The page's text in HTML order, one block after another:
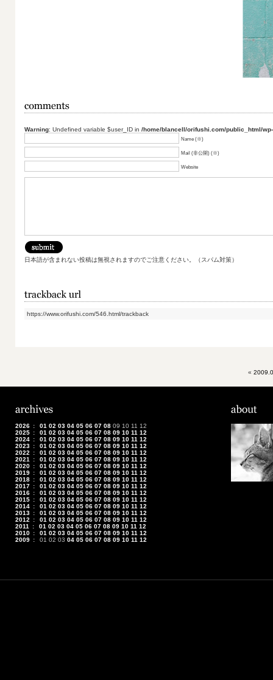
Warning: Undefined variable $user_ID in /home/blancell/orifushi.com/public_html/
Name (※)
Mail (非公開) (※)
Website
日本語が含まれない投稿は無視されますのでご注意ください。（スパム対策）
https://www.orifushi.com/546.html/trackback
«
2026 : 01 02 03 04 05 06 07 08 09 10 11 12
2025 : 01 02 03 04 05 06 07 08 09 10 11 12
2024 : 01 02 03 04 05 06 07 08 09 10 11 12
2023 : 01 02 03 04 05 06 07 08 09 10 11 12
2022
: 01 02 03 04 05 06 07 08 09 10 11 12
2021
: 01 02 03 04 05 06 07 08 09 10 11 12
2020 : 01 02 03 04 05 06 07 08 09 10 11 12
2019 : 01 02 03 04 05 06 07 08 09 10 11 12
2018 : 01 02 03 04 05 06 07 08 09 10 11 12
2017 : 01 02 03 04 05 06 07 08 09 10 11 12
2016 : 01 02 03 04 05 06 07 08 09 10 11 12
2015 : 01 02 03 04 05 06 07 08 09 10 11 12
2014 : 01 02 03 04 05 06 07 08 09 10 11 12
2013 : 01 02 03 04 05 06 07 08 09 10 11 12
2012
: 01 02 03 04 05 06 07 08 09 10 11 12
2011
: 01 02 03 04 05 06 07 08 09 10 11 12
2010 : 01 02 03 04 05 06 07 08 09 10 11 12
2009 : 01 02 03 04 05 06 07 08 09 10 11 12